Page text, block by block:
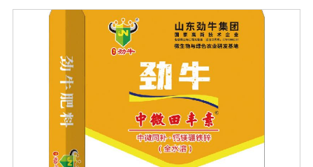
常较高，例如：柠檬酸、琥珀酸、草酸和苹果酸等。每只
昆虫体内游离有机酸含量为0.1-30毫摩尔。pH值、缓冲物
和酸碱指示剂昆虫组织液偏酸性，其值为6.2-6.9，因此昆
虫细胞培养基的pH值应在6.2-6.5之间。而大多数哺乳动物
细胞培养基的pH值在7.1-7.6之间。SF4 Baculo Express能
够在不同的培养环境中保持pH值,例如：暴露在空气中，或
在密闭容器中。昆虫细胞培养基的缓冲物为磷酸钠，并不
需要二氧化碳来保持pH值。昆虫细胞培养基不需添加酸碱
指示剂。因此添加了蛋白质水解产物的昆虫细胞培养基呈
黄色。渗透压昆虫细胞的渗透压与脊椎动物的渗透压相差
甚大，几乎为脊椎动物的两倍。因而昆虫细胞培养基的渗
透压为340-390mOsmol/kg，脊椎动物细胞培养基为290-